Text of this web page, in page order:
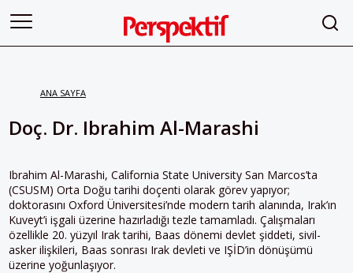
ANA SAYFA
Doç. Dr. Ibrahim Al-Marashi
Ibrahim Al-Marashi, California State University San Marcos’ta
(CSUSM) Orta Doğu tarihi doçenti olarak görev yapıyor;
doktorasını Oxford Üniversitesi’nde modern tarih alanında, Irak’ın
Kuveyt’i işgali üzerine hazırladığı tezle tamamladı. Çalışmaları
özellikle 20. yüzyıl Irak tarihi, Baas dönemi devlet şiddeti, sivil-
asker ilişkileri, Baas sonrası Irak devleti ve IŞİD’in dönüşümü
üzerine yoğunlaşıyor.